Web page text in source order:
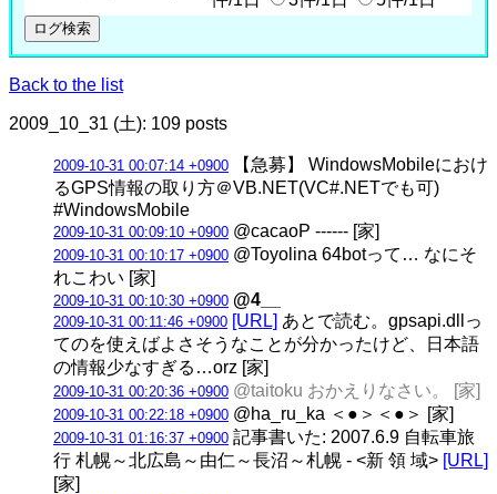
Back to the list
2009_10_31 (土): 109 posts
2009-10-31 00:07:14 +0900 【急募】 WindowsMobileにおけ
るGPS情報の取り方＠VB.NET(VC#.NETでも可)
#WindowsMobile
2009-10-31 00:09:10 +0900 @cacaoP ------ [家]
2009-10-31 00:10:17 +0900 @Toyolina 64botって… なにそ
れこわい [家]
2009-10-31 00:10:30 +0900 @4__
2009-10-31 00:11:46 +0900 [URL] あとで読む。gpsapi.dllっ
てのを使えばよさそうなことが分かったけど、日本語
の情報少なすぎる…orz [家]
2009-10-31 00:20:36 +0900 @taitoku おかえりなさい。 [家]
2009-10-31 00:22:18 +0900 @ha_ru_ka ＜●＞＜●＞ [家]
2009-10-31 01:16:37 +0900 記事書いた: 2007.6.9 自転車旅
行 札幌～北広島～由仁～長沼～札幌 - <新 領 域> [URL]
[家]